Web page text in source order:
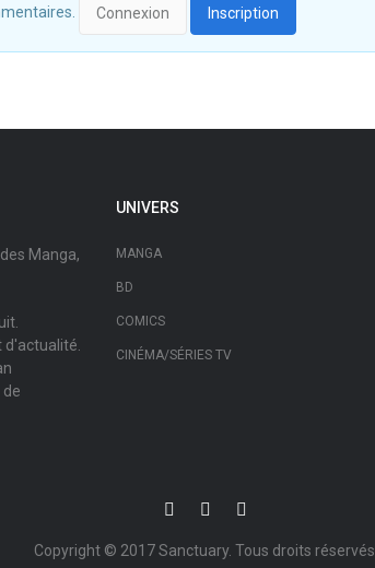
Connexion Inscription
Manga,
d'actualité.
UNIVERS
MANGA
BD
COMICS
CINÉMA/SÉRIES TV
Copyright © 2017Sanctuary. Tous droits réservés.